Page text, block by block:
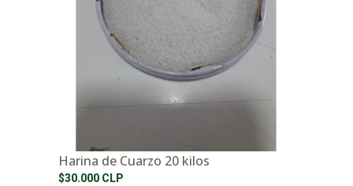
Harina de Cuarzo 20 kilos
$30.000 CLP